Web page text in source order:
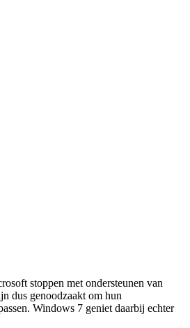
stoppen met ondersteunen van
dus genoodzaakt om hun
Windows 7 geniet daarbij echter